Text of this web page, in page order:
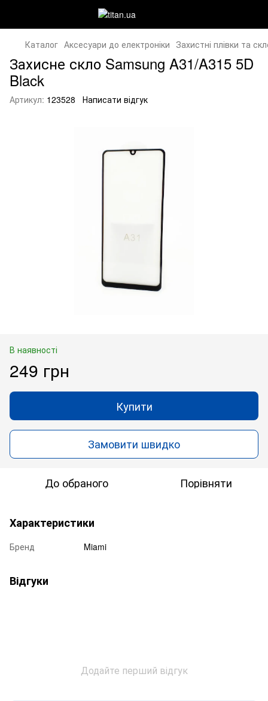
Каталог Аксесуари до електроніки Захистні плівки та
Захисне скло Samsung A31/A315 5D
Black
Артикул: 123528 Написати відгук
В наявності
249 грн
Купити
Замовити швидко
До обраного Порівняти
Характеристики
Бренд Miami
Відгуки
Додайте перший відгук